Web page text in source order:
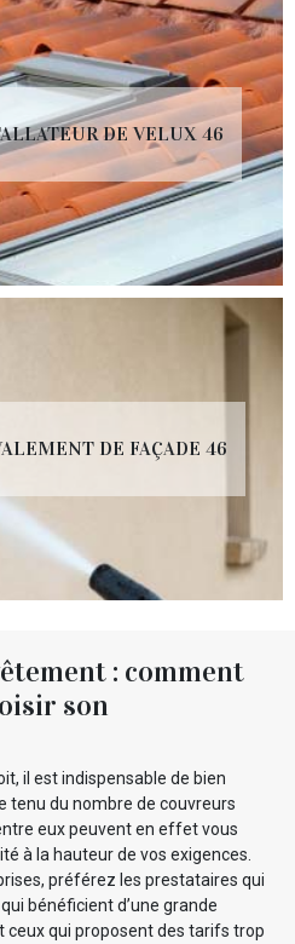
DE VELUX 46
DE FAÇADE 46
: comment
son
il est indispensable de bien
tenu du nombre de couvreurs
eux peuvent en effet vous
à la hauteur de vos exigences.
préférez les prestataires qui
bénéficient d’une grande
qui proposent des tarifs trop